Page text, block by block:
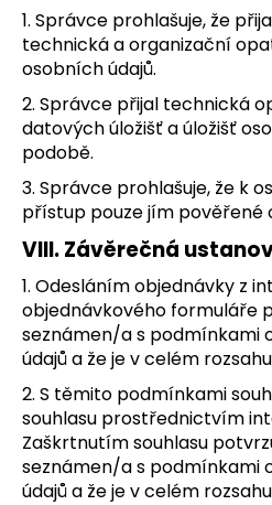
1. Správce prohlašuje, že
technická a organizační
osobních údajů.
2. Správce přijal technická
datových úložišť a úložišť
podobě.
3. Správce prohlašuje, že k
přístup pouze jím pověřené
VIII.Závěrečná
1. Odesláním objednávky z
objednávkového formuláře
seznámen/a s podmínkami
údajů a že je v celém
2. S těmito podmínkami
souhlasu prostřednictvím
Zaškrtnutím souhlasu
seznámen/a s podmínkami
údajů a že je v celém